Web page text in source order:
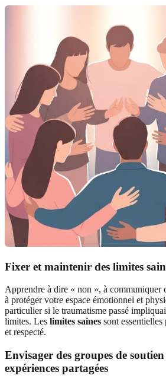
Fixer et maintenir des limites
Apprendre à dire « non », à communiquer
à protéger votre espace émotionnel et
particulier si le traumatisme passé
limites. Les limites saines sont
et respecté.
Envisager des groupes de
expériences partagées